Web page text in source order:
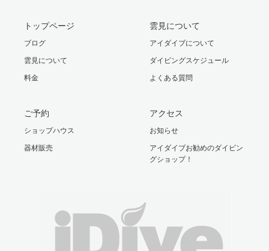
トップページ
ブログ
雲見について
料金
雲見について
アイダイブについて
ダイビングスケジュール
よくある質問
ご予約
ショップハウス
器材販売
アクセス
お知らせ
アイダイブお勧めのダイビン
グショップ！